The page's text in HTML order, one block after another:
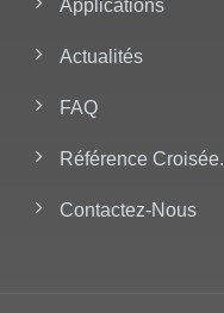
Applications
Actualités
FAQ
Référence Croisée.
Contactez-Nous